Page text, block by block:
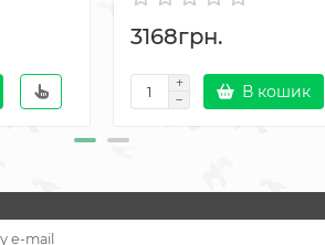
3168грн.
В кошик